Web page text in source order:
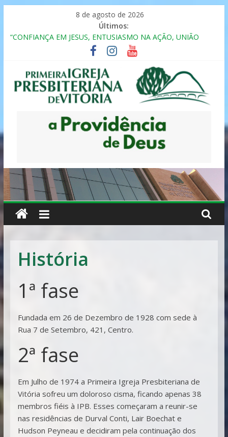
8 de agosto de 2026
Últimos:
“CONFIANÇA EM JESUS, ENTUSIASMO NA AÇÃO, UNIÃO
Seminário da Família 2025
Formação em Inclusão, Ensino e Relacionamento com
Pessoas Atípicas
12º ENCONTRO DE CASAIS
MULHER PRESBITERIANA
Primeira
Presbiteriana
de
Vitória
História
1ª fase
Fundada em 26 de Dezembro de 1928 com sede à
Rua 7 de Setembro, 421, Centro.
2ª fase
Em Julho de 1974 a Primeira Igreja Presbiteriana de
Vitória sofreu um doloroso cisma, ficando apenas 38
membros fiéis à IPB. Esses começaram a reunir-se
nas residências de Durval Conti, Lair Boechat e
Hudson Peyneau e decidiram pela continuação dos